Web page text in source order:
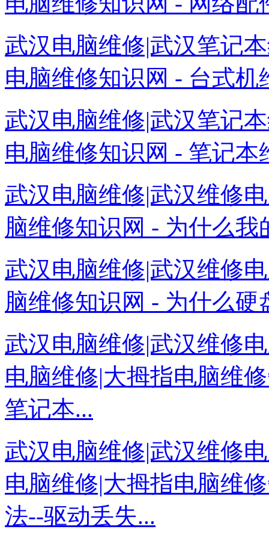
武汉电脑维修|武汉笔记
电脑维修知识网 - 台式机
武汉电脑维修|武汉笔记
电脑维修知识网 - 笔记本
武汉电脑维修|武汉维修
脑维修知识网 - 为什么
武汉电脑维修|武汉维修
脑维修知识网 - 为什么硬
武汉电脑维修|武汉维修
电脑维修|大拇指电脑维
笔记本...
武汉电脑维修|武汉维修
电脑维修|大拇指电脑维
法--驱动丢失...